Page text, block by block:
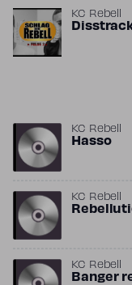
KC Rebell
KC Rebell
Hasso
KC Rebell
KC Rebell
Banger